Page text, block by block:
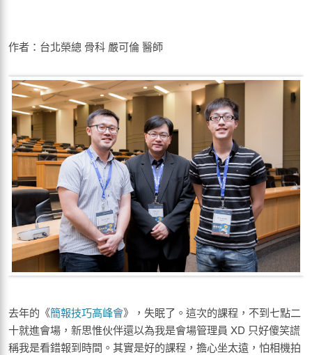
作者：台北榮總 骨科 嚴可倫 醫師
去年的《簡報技巧高峰會》，失眠了。這次的課程，不到七點二
十就進會場，新思惟伙伴還以為我是會場管理員 XD 只好傻笑謊
稱我是看錯報到時間。其實是好的課程，擔心坐太遠，怕相機拍